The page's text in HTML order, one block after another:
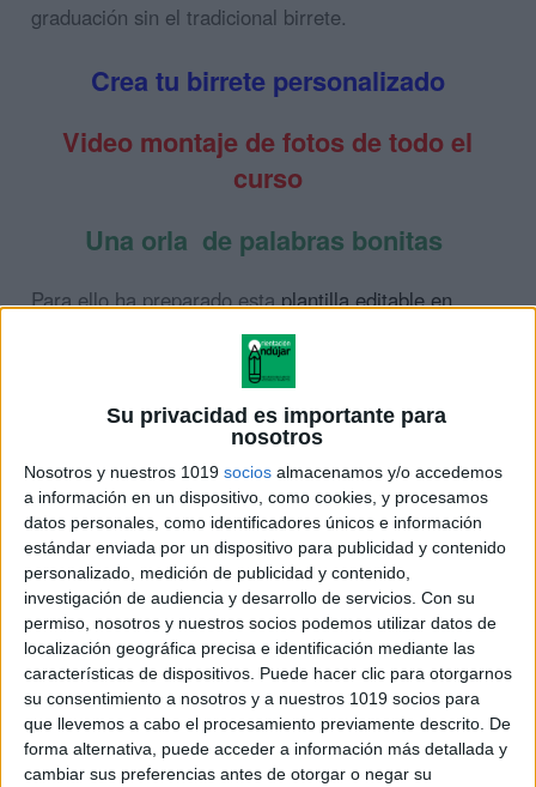
Su privacidad es importante para
nosotros
Nosotros y nuestros 1019 socios almacenamos y/o accedemos
a información en un dispositivo, como cookies, y procesamos
datos personales, como identificadores únicos e información
estándar enviada por un dispositivo para publicidad y contenido
personalizado, medición de publicidad y contenido,
investigación de audiencia y desarrollo de servicios. Con su
permiso, nosotros y nuestros socios podemos utilizar datos de
localización geográfica precisa e identificación mediante las
características de dispositivos. Puede hacer clic para otorgarnos
su consentimiento a nosotros y a nuestros 1019 socios para
que llevemos a cabo el procesamiento previamente descrito. De
forma alternativa, puede acceder a información más detallada y
cambiar sus preferencias antes de otorgar o negar su
graduación sin el tradicional birrete.
Crea tu birrete personalizado
Video montaje de fotos de todo el
curso
Una orla de palabras bonitas
Para ello ha preparado esta plantilla editable en
, para poder facilitarte la tarea a la hora de
confeccionar tu propia orla.
Y llegó la hora de los diplomas y
las invitaciones
Editaaquíesta plantilla en Canva
Carta a mí mismo
Crea una videoconferencia en la que todos escribáis
a la vez una carta para vuestro yo del futuro. Puedes
acompañar el momento de música relajante.